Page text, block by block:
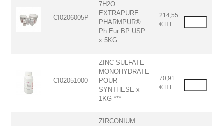
CI0206005P
7H2O
EXTRAPURE
PHARMPUR®
Ph Eur BP USP
x 5KG
214,55
€ HT
CI02051000
ZINC SULFATE
MONOHYDRATE
POUR
SYNTHESE x
1KG ***
70,91
€ HT
ZIRCONIUM